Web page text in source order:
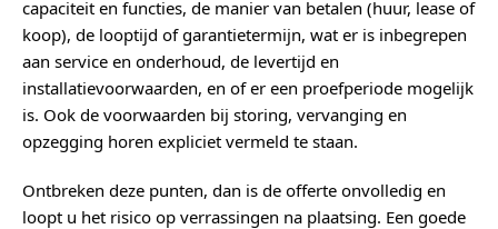
capaciteit en functies, de manier van betalen (huur, lease of
koop), de looptijd of garantietermijn, wat er is inbegrepen
aan service en onderhoud, de levertijd en
installatievoorwaarden, en of er een proefperiode mogelijk
is. Ook de voorwaarden bij storing, vervanging en
opzegging horen expliciet vermeld te staan.
Ontbreken deze punten, dan is de offerte onvolledig en
loopt u het risico op verrassingen na plaatsing. Een goede